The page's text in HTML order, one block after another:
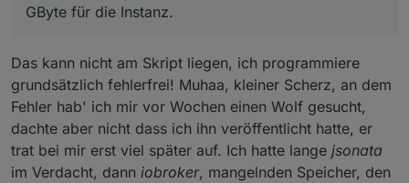
GByte für die Instanz.
Das kann nicht am Skript liegen, ich programmiere
grundsätzlich fehlerfrei! Muhaa, kleiner Scherz, an dem
Fehler hab' ich mir vor Wochen einen Wolf gesucht,
dachte aber nicht dass ich ihn veröffentlicht hatte, er
trat bei mir erst viel später auf. Ich hatte lange jsonata
im Verdacht, dann iobroker, mangelnden Speicher, den